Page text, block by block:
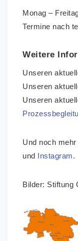
Monag –
Termine nach
Weitere
Unseren
Unseren
Unseren
Und noch
und Instagram.
Bilder: Stiftung